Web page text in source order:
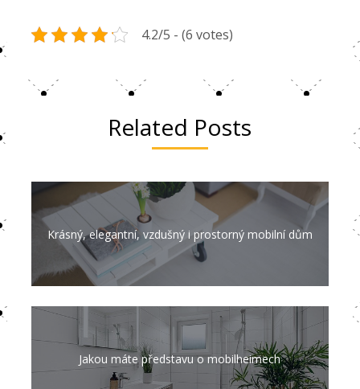
4.2/5 - (6 votes)
Related Posts
Krásný, elegantní, vzdušný i prostorný mobilní dům
Jakou máte představu o mobilheimech